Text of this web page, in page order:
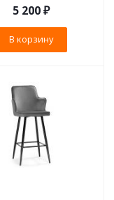
5 200₽
В корзину